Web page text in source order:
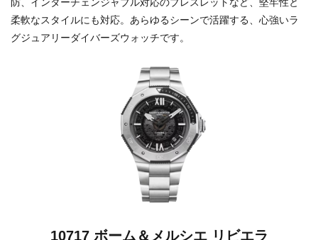
柔軟なスタイルにも対応。あらゆるシーンで活躍する、心強いラ
グジュアリーダイバーズウォッチです。
10717 ボーム＆メルシエ リビエラ